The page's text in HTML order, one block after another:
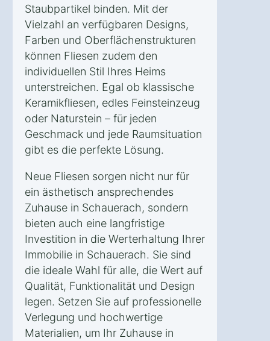
Staubpartikel binden. Mit der
Vielzahl an verfügbaren Designs,
Farben und Oberflächenstrukturen
können Fliesen zudem den
individuellen Stil Ihres Heims
unterstreichen. Egal ob klassische
Keramikfliesen, edles Feinsteinzeug
oder Naturstein – für jeden
Geschmack und jede Raumsituation
gibt es die perfekte Lösung.
Neue Fliesen sorgen nicht nur für
ein ästhetisch ansprechendes
Zuhause in Schauerach, sondern
bieten auch eine langfristige
Investition in die Werterhaltung Ihrer
Immobilie in Schauerach. Sie sind
die ideale Wahl für alle, die Wert auf
Qualität, Funktionalität und Design
legen. Setzen Sie auf professionelle
Verlegung und hochwertige
Materialien, um Ihr Zuhause in